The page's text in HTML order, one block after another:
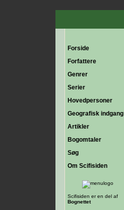
Forside
Forfattere
Genrer
Serier
Hovedpersoner
Geografisk indgang
Artikler
Bogomtaler
Søg
Om Scifisiden
Scifisiden er en del af
Bognettet